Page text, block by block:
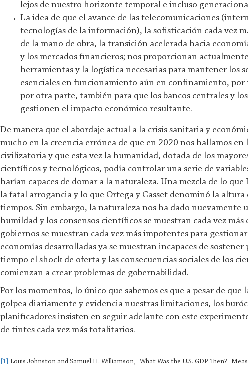
lejos de nuestro horizonte temporal e incluso
La idea de que el avance de las telecomunicaciones
tecnologías de la información), la sofisticación cada vez
de la mano de obra, la transición acelerada hacia
y los mercados financieros; nos proporcionan
herramientas y la logística necesarias para mantener los
esenciales en funcionamiento aún en confinamiento, por
por otra parte, también para que los bancos centrales y
gestionen el impacto económico resultante.
De manera que el abordaje actual a la crisis sanitaria y
mucho en la creencia errónea de que en 2020 nos hallamos en
civilizatoria y que esta vez la humanidad, dotada de los
científicos y tecnológicos, podía controlar una serie de
harían capaces de domar a la naturaleza. Una mezcla de lo que
la fatal arrogancia y lo que Ortega y Gasset denominó la altura
tiempos. Sin embargo, la naturaleza nos ha dado nuevamente
humildad y los consensos científicos se muestran cada vez más
gobiernos se muestran cada vez más impotentes para
economías desarrolladas ya se muestran incapaces de sostener
tiempo el shock de oferta y las consecuencias sociales de los
comienzan a crear problemas de gobernabilidad.
Por los momentos, lo único que sabemos es que a pesar de que
golpea diariamente y evidencia nuestras limitaciones, los
planificadores insisten en seguir adelante con este
de tintes cada vez más totalitarios.
[1]
Louis Johnston and Samuel H. Williamson, "What Was the U.S. GDP Then?"